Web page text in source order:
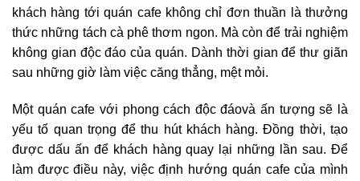
khách hàng tới quán cafe không chỉ đơn thuần là thưởng
thức những tách cà phê thơm ngon. Mà còn để trải nghiệm
không gian độc đáo của quán. Dành thời gian để thư giãn
sau những giờ làm việc căng thẳng, mệt mỏi.
Một quán cafe với phong cách độc đáovà ấn tượng sẽ là
yếu tố quan trọng để thu hút khách hàng. Đồng thời, tạo
được dấu ấn để khách hàng quay lại những lần sau. Để
làm được điều này, việc định hướng quán cafe của mình